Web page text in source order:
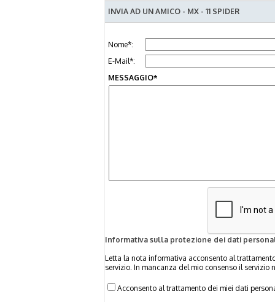
INVIA AD UN AMICO - MX - 11 SPIDER
Nome*:
E-Mail*:
MESSAGGIO*
Informativa sulla protezione dei dati
Letta la nota informativa acconsento al
servizio. In mancanza del mio consenso il servizio
Acconsento al trattamento dei miei dati